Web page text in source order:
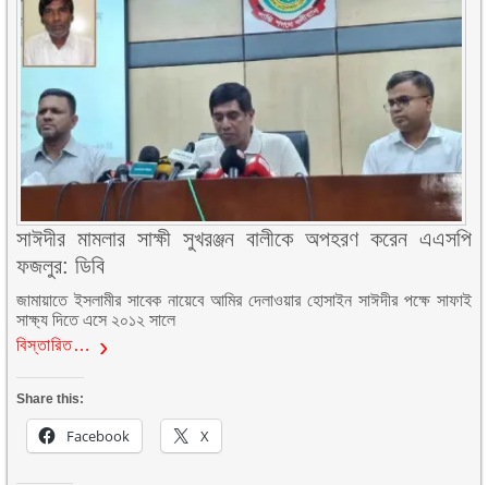
সাঈদীর মামলার সাক্ষী সুখরঞ্জন বালীকে অপহরণ করেন এএসপি
ফজলুর: ডিবি
জামায়াতে ইসলামীর সাবেক নায়েবে আমির দেলাওয়ার হোসাইন সাঈদীর পক্ষে সাফাই
সাক্ষ্য দিতে এসে ২০১২ সালে
বিস্তারিত…
Share this:
Facebook X